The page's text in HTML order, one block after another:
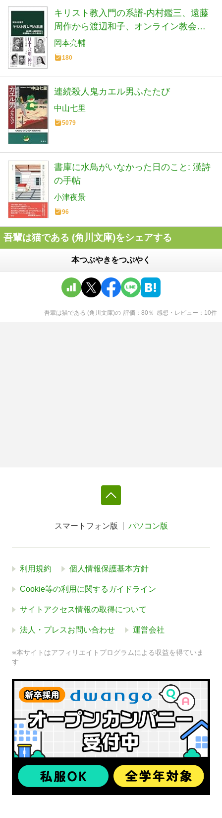
キリスト教入門の系譜-内村鑑三、遠藤
周作から渡辺和子、オンライン教会ま
で (中公新書 2893)
岡本亮輔
180
連続殺人鬼カエル男ふたたび
中山七里
5079
書庫に水鳥がいなかった日のこと: 漢詩
の手帖
小津夜景
96
吾輩は猫である (角川文庫)をシェアする
本つぶやきをつぶやく
吾輩は猫である (角川文庫)の 評価 80 ％ 感想・レビュー 10件
スマートフォン版 パソコン版
利用規約 個人情報保護基本方針
Cookie等の利用に関するガイドライン
サイトアクセス情報の取得について
法人・プレスお問い合わせ 運営会社
※本サイトはアフィリエイトプログラムによる収益を得ていま
す